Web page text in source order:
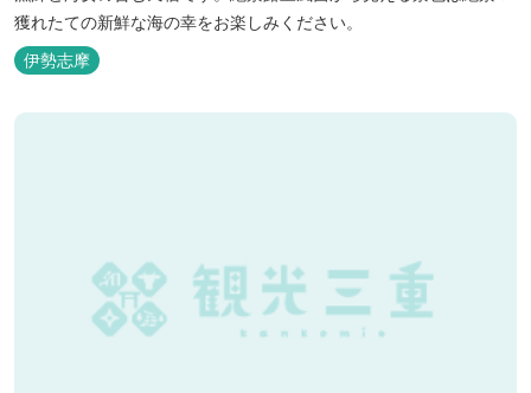
獲れたての新鮮な海の幸をお楽しみください。
伊勢志摩